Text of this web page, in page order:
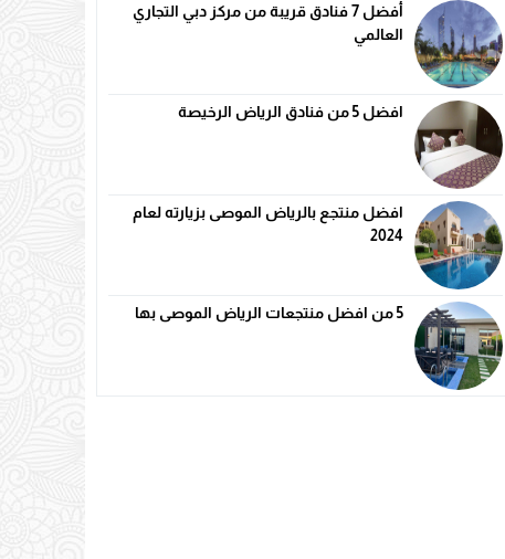
أفضل 7 فنادق قريبة من مركز دبي التجاري
العالمي
افضل 5 من فنادق الرياض الرخيصة
افضل منتجع بالرياض الموصى بزيارته لعام
2024
5 من افضل منتجعات الرياض الموصى بها